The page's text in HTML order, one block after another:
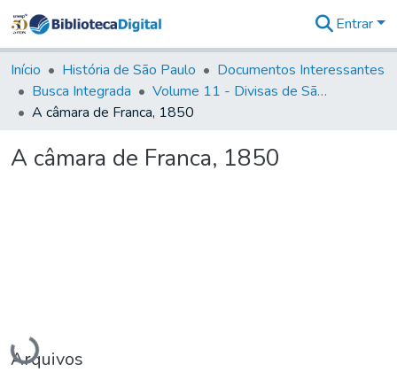
&
Coleções
Tudo na
Biblioteca
Estatísticas
Entrar
Início História de São Paulo
Documentos Interessantes
Busca Integrada
Volume 11 - Divisas de São Paulo e Minas Gerais
A câmara de Franca, 1850
A câmara de Franca, 1850
Carregando...
Arquivos